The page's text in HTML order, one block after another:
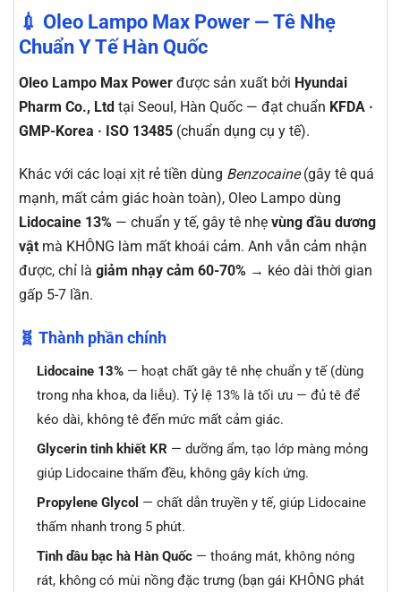
💉 Oleo Lampo Max Power — Tê Nhẹ
Chuẩn Y Tế Hàn Quốc
Oleo Lampo Max Power được sản xuất bởi Hyundai
Pharm Co., Ltd tại Seoul, Hàn Quốc — đạt chuẩn KFDA ·
GMP-Korea · ISO 13485 (chuẩn dụng cụ y tế).
Khác với các loại xịt rẻ tiền dùng Benzocaine(gây tê quá
mạnh, mất cảm giác hoàn toàn), Oleo Lampo dùng
Lidocaine 13% — chuẩn y tế, gây tê nhẹ vùng đầu dương
vật mà KHÔNG làm mất khoái cảm. Anh vẫn cảm nhận
được, chỉ là giảm nhạy cảm 60-70% → kéo dài thời gian
gấp 5-7 lần.
🧬 Thành phần chính
Lidocaine 13%— hoạt chất gây tê nhẹ chuẩn y tế (dùng
trong nha khoa, da liễu). Tỷ lệ 13% là tối ưu — đủ tê để
kéo dài, không tê đến mức mất cảm giác.
Glycerin tinh khiết KR — dưỡng ẩm, tạo lớp màng mỏng
giúp Lidocaine thấm đều, không gây kích ứng.
Propylene Glycol — chất dẫn truyền y tế, giúp Lidocaine
thấm nhanh trong 5 phút.
Tinh dầu bạc hà Hàn Quốc— thoáng mát, không nóng
rát, không có mùi nồng đặc trưng (bạn gái KHÔNG phát